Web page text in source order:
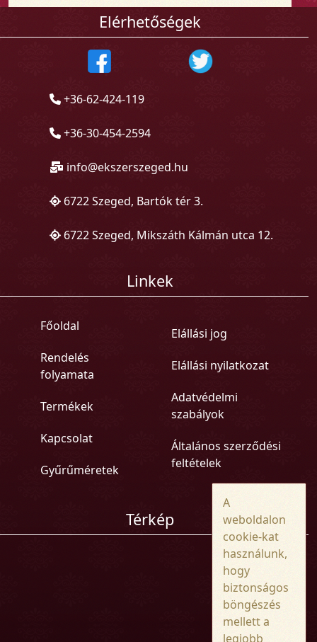
Elérhetőségek
+36-62-424-119
+36-30-454-2594
info@ekszerszeged.hu
6722 Szeged, Bartók tér 3.
6722 Szeged, Mikszáth Kálmán utca 12.
Linkek
Főoldal
Rendelés
folyamata
Termékek
Kapcsolat
Gyűrűméretek
Elállási jog
Elállási nyilatkozat
Adatvédelmi
szabályok
Általános szerződési
feltételek
Térkép
A
weboldalon
cookie-kat
használunk,
hogy
biztonságos
böngészés
mellett a
legjobb